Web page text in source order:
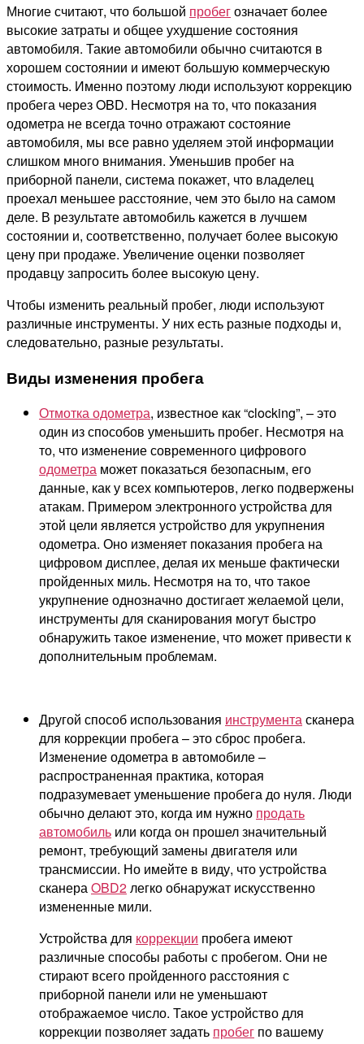
Многие считают, что большой пробегозначает более
высокие затраты и общее ухудшение состояния
автомобиля. Такие автомобили обычно считаются в
хорошем состоянии и имеют большую коммерческую
стоимость. Именно поэтому люди используют коррекцию
пробега через OBD. Несмотря на то, что показания
одометра не всегда точно отражают состояние
автомобиля, мы все равно уделяем этой информации
слишком много внимания. Уменьшив пробег на
приборной панели, система покажет, что владелец
проехал меньшее расстояние, чем это было на самом
деле. В результате автомобиль кажется в лучшем
состоянии и, соответственно, получает более высокую
цену при продаже. Увеличение оценки позволяет
продавцу запросить более высокую цену.
Чтобы изменить реальный пробег, люди используют
различные инструменты. У них есть разные подходы и,
следовательно, разные результаты.
Виды изменения пробега
Отмотка одометра, известное как “clocking”, – это
один из способов уменьшить пробег. Несмотря на
то, что изменение современного цифрового
одометра может показаться безопасным, его
данные, как у всех компьютеров, легко подвержены
атакам. Примером электронного устройства для
этой цели является устройство для укрупнения
одометра. Оно изменяет показания пробега на
цифровом дисплее, делая их меньше фактически
пройденных миль. Несмотря на то, что такое
укрупнение однозначно достигает желаемой цели,
инструменты для сканирования могут быстро
обнаружить такое изменение, что может привести к
дополнительным проблемам.
Другой способ использования инструментасканера
для коррекции пробега – это сброс пробега.
Изменение одометра в автомобиле –
распространенная практика, которая
подразумевает уменьшение пробега до нуля. Люди
обычно делают это, когда им нужно продать
автомобиль или когда он прошел значительный
ремонт, требующий замены двигателя или
трансмиссии. Но имейте в виду, что устройства
сканераOBD2легко обнаружат искусственно
измененные мили.
Устройства для коррекции пробега имеют
различные способы работы с пробегом. Они не
стирают всего пройденного расстояния с
приборной панели или не уменьшают
отображаемое число. Такое устройство для
коррекции позволяет задать пробег по вашему